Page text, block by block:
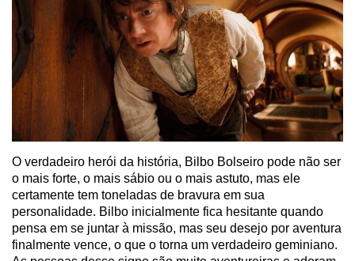
O verdadeiro herói da história, Bilbo Bolseiro pode não ser
o mais forte, o mais sábio ou o mais astuto, mas ele
certamente tem toneladas de bravura em sua
personalidade. Bilbo inicialmente fica hesitante quando
pensa em se juntar à missão, mas seu desejo por aventura
finalmente vence, o que o torna um verdadeiro geminiano.